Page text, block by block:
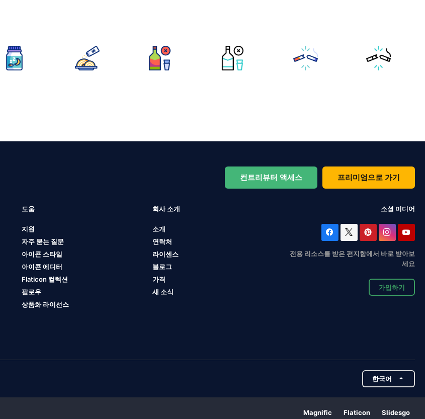
컨트리뷰터 액세스 프리미엄으로 가기
도움
지원
자주 묻는 질문
아이콘 스타일
아이콘 에디터
Flaticon 컬렉션
팔로우
상품화 라이선스
회사 소개
소개
연락처
라이센스
블로그
가격
새 소식
소셜 미디어
전용 리소스를 받은 편지함에서 바로 받아보
세요
가입하기
한국어
Magnific Flaticon Slidesgo